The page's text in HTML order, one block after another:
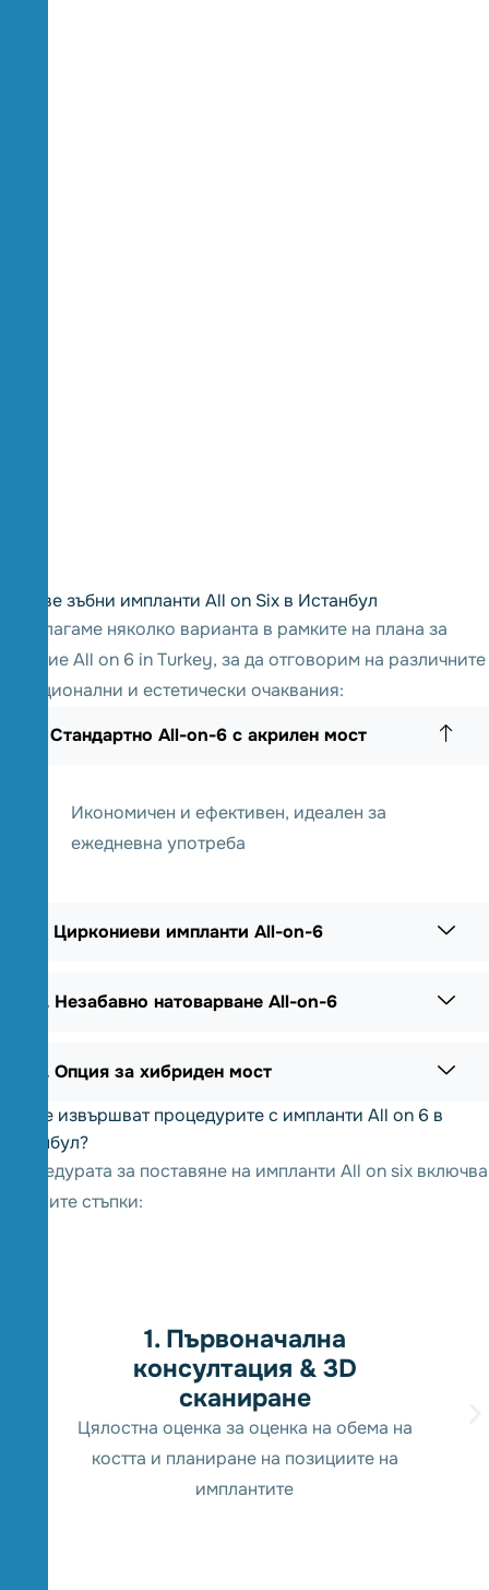
Видове зъбни импланти All on Six в Истанбул
Предлагаме няколко варианта в рамките на плана за
лечение All on 6 in Turkey, за да отговорим на различните
функционални и естетически очаквания:
1. Стандартно All-on-6 с акрилен мост
Икономичен и ефективен, идеален за
ежедневна употреба
2. Циркониеви импланти All-on-6
3. Незабавно натоварване All-on-6
4. Опция за хибриден мост
Как се извършват процедурите с импланти All on 6 в
Истанбул?
Процедурата за поставяне на импланти All on six включва
следните стъпки:
1. Първоначална
консултация & 3D
сканиране
Цялостна оценка за оценка на обема на
костта и планиране на позициите на
имплантите